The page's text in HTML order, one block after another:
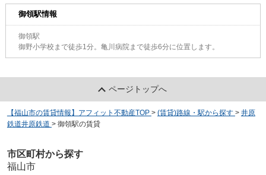
御領駅情報
御領駅
御野小学校まで徒歩1分。亀川病院まで徒歩6分に位置します。
ページトップへ
【福山市の賃貸情報】アフィット不動産TOP > (賃貸)路線・駅から探す > 井原
鉄道井原鉄道 > 御領駅の賃貸
市区町村から探す
福山市